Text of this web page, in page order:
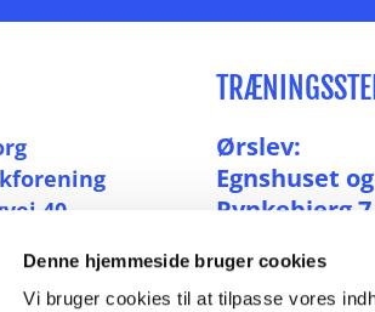
Denne hjemmeside bruger cookies
Vi bruger cookies til at tilpasse vores
40
26
Ørslev:
Egnshuset
Rynkebjerg
Vordingborg: